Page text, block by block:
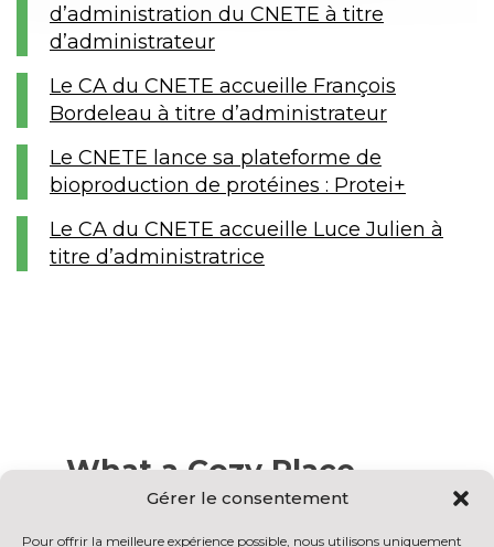
Gérer le consentement
Pour offrir la meilleure expérience possible, nous utilisons uniquement
d’administration du CNETE à titre
d’administrateur
Le CA du CNETE accueille François
Bordeleau à titre d’administrateur
Le CNETE lance sa plateforme de
bioproduction de protéines : Protei+
Le CA du CNETE accueille Luce Julien à
titre d’administratrice
What a Cozy Place